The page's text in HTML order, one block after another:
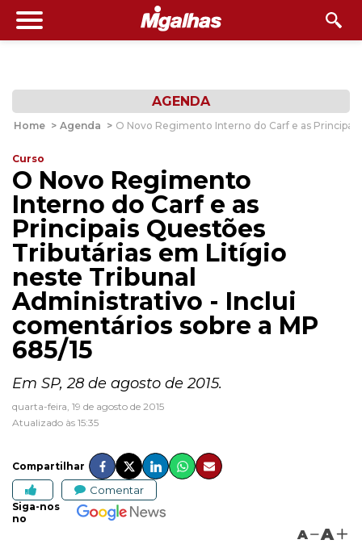
AGENDA
Home > Agenda > O Novo Regimento Interno do Carf e as
Curso
O Novo Regimento
Interno do Carf e as
Principais Questões
Tributárias em Litígio
neste Tribunal
Administrativo - Inclui
comentários sobre a MP
685/15
Em SP, 28 de agosto de 2015.
quarta-feira, 19 de agosto de 2015
Atualizado às 15:35
Compartilhar
Comentar
Siga-nos
no
A A